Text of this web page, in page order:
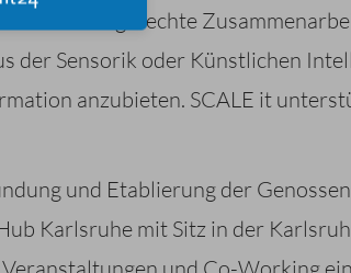
eine gerechte
der Sensorik oder Künstlichen
anzubieten. SCALE it
und Etablierung der
Karlsruhe mit Sitz in der